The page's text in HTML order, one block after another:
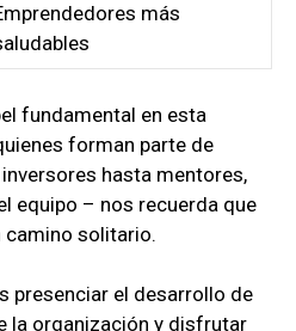
más
fundamental en esta
forman parte de
hasta mentores,
equipo – nos recuerda que
camino solitario.
presenciar el desarrollo de
la organización y disfrutar